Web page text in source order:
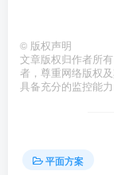
© 版权声明
文章版权归作者所
者，尊重网络版权
具备充分的监控能
平面方案